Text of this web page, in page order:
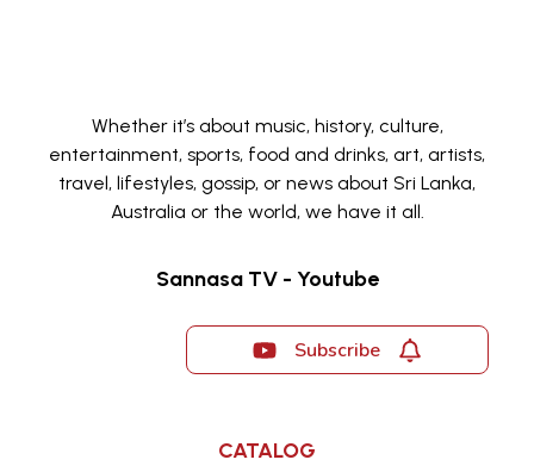
Whether it’s about music, history, culture,
entertainment, sports, food and drinks, art, artists,
travel, lifestyles, gossip, or news about Sri Lanka,
Australia or the world, we have it all.
Sannasa TV - Youtube
Subscribe
CATALOG